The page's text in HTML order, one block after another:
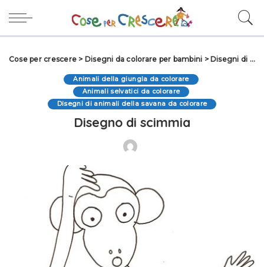
Cose per crescere > Disegni da colorare per bambini > Disegni di Animali da colorare
Animali della giungla da colorare
Animali selvatici da colorare
Disegni di animali della savana da colorare
Disegno di scimmia